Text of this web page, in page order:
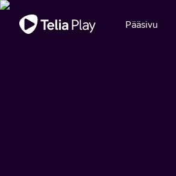
Tärkeä viesti
Pääsivu